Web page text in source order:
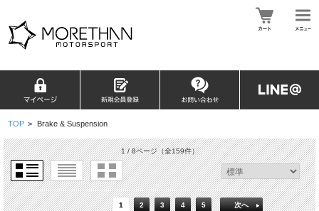
TOP > Brake & Suspension
1 / 8ページ（全159件）
1 2 3 4 5 次へ